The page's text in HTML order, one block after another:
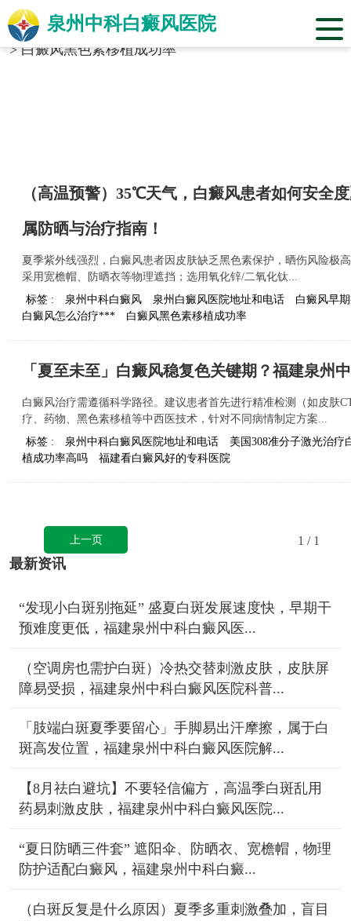
泉州中科白癜风医院
当前位置：福建省泉州市中科白癜风医院
标签合辑
>白癜风黑色素移植成功率
（高温预警）35℃天气，白癜风患者如何安全
属防晒与治疗指南！
夏季紫外线强烈，白癜风患者因皮肤缺乏黑色素保护，晒伤风险极
采用宽檐帽、防晒衣等物理遮挡；选用氧化锌/二氧化钛...
标签 :
泉州中科白癜风 泉州白癜风医院地址和电话
白癜风早
白癜风怎么治疗***
白癜风黑色素移植成功率
「夏至未至」白癜风稳复色关键期？福建泉州
白癜风治疗需遵循科学路径。建议患者首先进行精准检测（如皮肤
疗、药物、黑色素移植等中西医技术，针对不同病情制定方案...
标签 :
泉州中科白癜风医院地址和电话
美国308准分子激光治疗
植成功率高吗
福建看白癜风好的专科医院
上一页 1 / 1
最新资讯
“发现小白斑别拖延” 盛夏白斑发展速度快，早期干
预难度更低，福建泉州中科白癜风医...
（空调房也需护白斑）冷热交替刺激皮肤，皮肤屏
障易受损，福建泉州中科白癜风医院科普...
「肢端白斑夏季要留心」手脚易出汗摩擦，属于白
斑高发位置，福建泉州中科白癜风医院解...
【8月祛白避坑】不要轻信偏方，高温季白斑乱用
药易刺激皮肤，福建泉州中科白癜风医院...
“夏日防晒三件套” 遮阳伞、防晒衣、宽檐帽，物理
防护适配白癜风，福建泉州中科白癜...
（白斑反复是什么原因）夏季多重刺激叠加，盲目